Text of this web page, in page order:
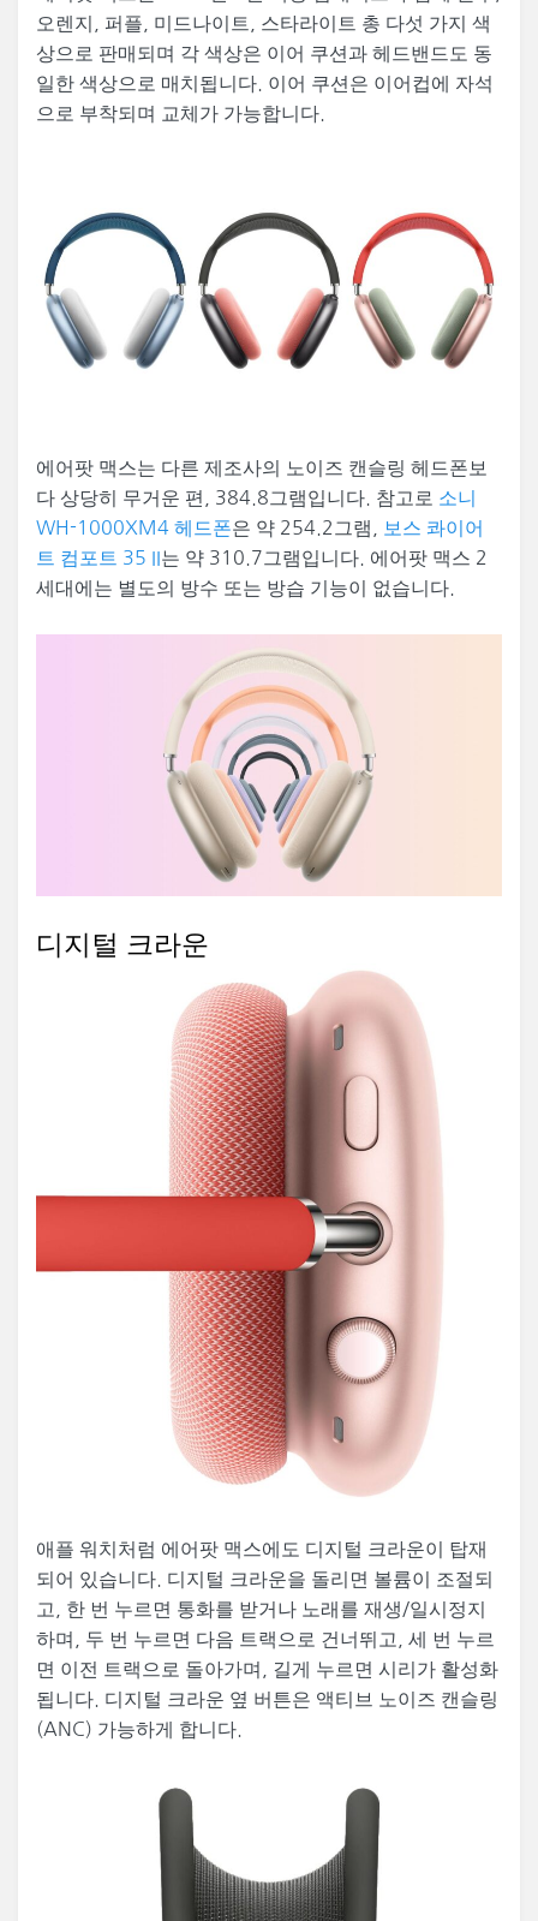
오렌지, 퍼플, 미드나이트, 스타라이트 총 다섯 가지 색
상으로 판매되며 각 색상은 이어 쿠션과 헤드밴드도 동
일한 색상으로 매치됩니다. 이어 쿠션은 이어컵에 자석
으로 부착되며 교체가 가능합니다.
에어팟 맥스는 다른 제조사의 노이즈 캔슬링 헤드폰보
다 상당히 무거운 편, 384.8그램입니다. 참고로 소니
WH-1000XM4 헤드폰은 약 254.2그램,
보스 콰이어
트 컴포트 35 II는 약 310.7그램입니다. 에어팟 맥스 2
세대에는 별도의 방수 또는 방습 기능이 없습니다.
디지털 크라운
애플 워치처럼 에어팟 맥스에도 디지털 크라운이 탑재
되어 있습니다. 디지털 크라운을 돌리면 볼륨이 조절되
고, 한 번 누르면 통화를 받거나 노래를 재생/일시정지
하며, 두 번 누르면 다음 트랙으로 건너뛰고, 세 번 누르
면 이전 트랙으로 돌아가며, 길게 누르면 시리가 활성화
됩니다. 디지털 크라운 옆 버튼은 액티브 노이즈 캔슬링
(ANC) 가능하게 합니다.